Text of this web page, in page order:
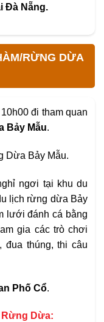
Đà Nẵng.
RỪNG DỪA
đi tham quan
Bảy Mẫu.
Dừa Bảy Mẫu.
ngơi tại khu du
lịch rừng dừa Bảy
lưới đánh cá bằng
gia các trò chơi
đua thúng, thi câu
Phố Cổ.
Dừa: